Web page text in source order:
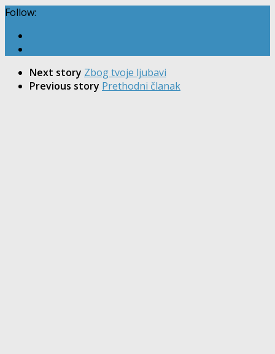
Follow:
Next story Zbog tvoje ljubavi
Previous story Prethodni članak